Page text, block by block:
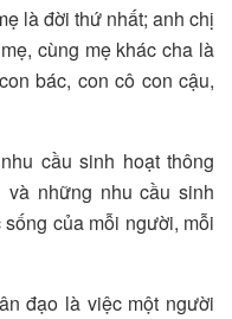
là đời thứ nhất; anh chị
cùng mẹ khác cha là
bác, con cô con cậu,
cầu sinh hoạt thông
những nhu cầu sinh
của mỗi người, mỗi
đạo là việc một người